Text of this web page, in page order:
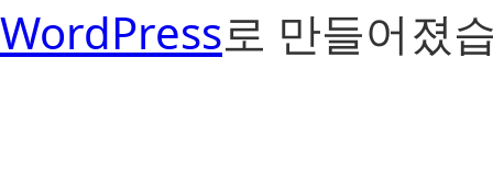
WordPress로 만들어졌